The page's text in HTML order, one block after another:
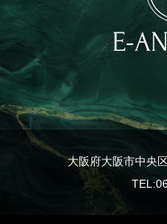
大阪府大阪市中央